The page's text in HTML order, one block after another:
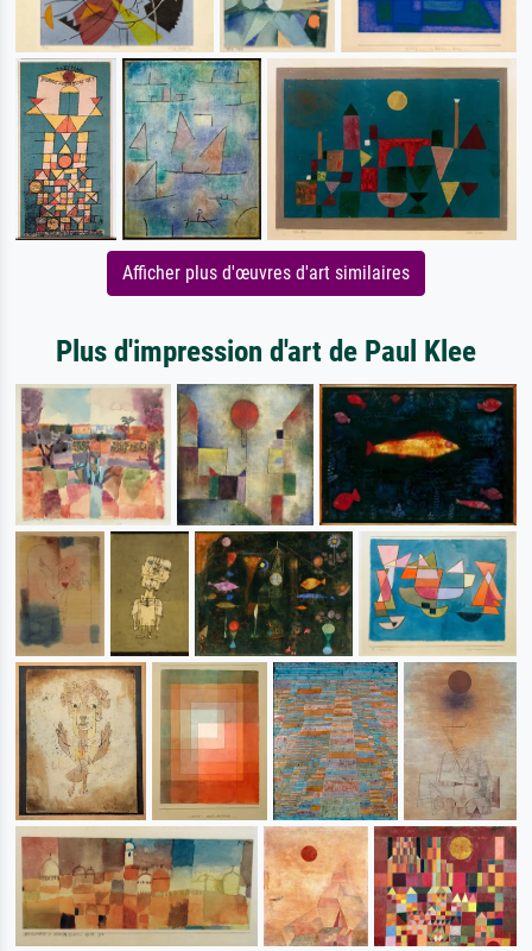
Afficher plus d'œuvres d'art similaires
Plus d'impression d'art de Paul Klee